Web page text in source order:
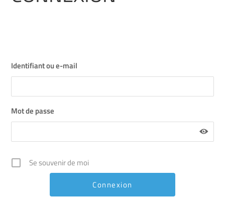
Identifiant ou e-mail
Mot de passe
Se souvenir de moi